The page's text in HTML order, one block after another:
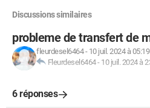
Discussions similaires
probleme de transfert de
fleurdesel6464- 10 juil. 2024 à 05:19
Fleurdesel6464- 10 juil. 2024 à
6 réponses